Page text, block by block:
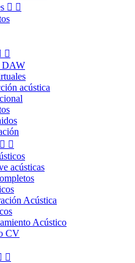
 

DAW
acústica
 
acústicas
Acústica
Acústico
CV
